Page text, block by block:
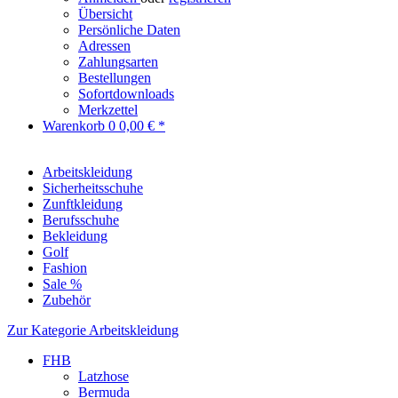
Übersicht
Persönliche Daten
Adressen
Zahlungsarten
Bestellungen
Sofortdownloads
Merkzettel
Warenkorb 0 0,00 € *
Arbeitskleidung
Sicherheitsschuhe
Zunftkleidung
Berufsschuhe
Bekleidung
Golf
Fashion
Sale %
Zubehör
Zur Kategorie Arbeitskleidung
FHB
Latzhose
Bermuda